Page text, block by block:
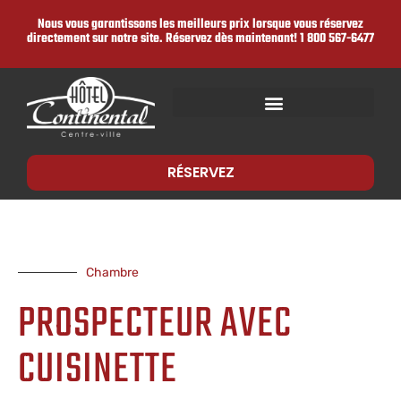
Nous vous garantissons les meilleurs prix lorsque vous réservez
directement sur notre site. Réservez dès maintenant!1 800 567-6477
RÉSERVEZ
Chambre
PROSPECTEUR AVEC
CUISINETTE